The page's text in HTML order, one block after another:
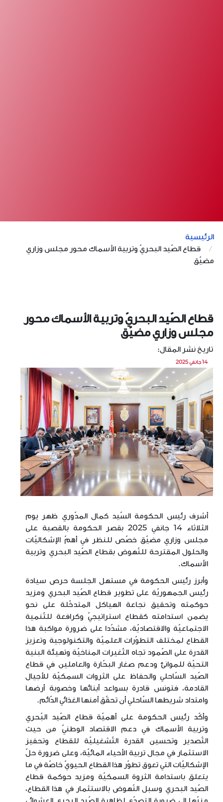
الرئيسية
قطاع الصّيد البحريّ وتربية الأسماك محور مجلس وزاري
مضيّق
قطاع الصّيد البحريّ وتربية الأسماك محور
مجلس وزاري مضيّق
تاريخ نشر المقال:
14 جانفي 2025
أشرف رئيس الحكومة السّيد كمال المدّوري ظهر يوم
الثلاثاء 14 جانفي 2025 بقصر الحكومة بالقصبة على
مجلس وزاري مضيّق خصّص للنظر في أهمّ الإشكاليّات
والحلول المقترحة للنّهوض بقطاع الصّيد البحري وتربية
الأسماك.
وأبرز رئيس الحكومة في مستهل الجلسة حرص سيادة
رئيس الجمهوريّة على تطوير قطاع الصّيد البحري ومزيد
حوكمته وتحقيق نجاعة الهياكل المتدخّلة على نحو
يضمن استدامته كقطاع استراتيجيّ وكرافعة للتّنمية
الاجتماعيّة والاقتصاديّة، مشدّدا على ضرورة مواكبة هذا
القطاع لمختلف التطوّرات العلميّة والتكنولوجية وتعزيز
القدرة على الصّمود تجاه التّغيرات المناخيّة وتهيئة البنية
التحيّة للموانئ ودعم صغار البحّارة والعاملين في قطاع
الصّيد السّاحلي والحفاظ على الثروات السمكيّة للأجيال
القادمة، فتونس قادرة بسواعد أبنائها وخصوبة أرضها
وامتداد شريطها السّاحلي أن تحقّق أمنها الغذائي الدّائم.
وأكّد رئيس الحكومة على أهميّة قطاع الصّيد البّحري
وتربية الأسماك في دعم الاقتصاد الوطنيّ من حيث
التّصدير وتحسين القدرة التّشغيليّة للقطاع وتحفيز
الاستثمار في مجال تربية الأحياء المائيّة، وعلى ضرورة حلّ
الإشكاليّات التي تعوق تطوّر هذا القطاع الحيويّ خاصّة في ما
يتعلق باستدامة الثروة السمكيّة ومزيد حوكمة قطاع
الصّيد البحري وسبل النّهوض بالاستثمار في هذا القطاع،